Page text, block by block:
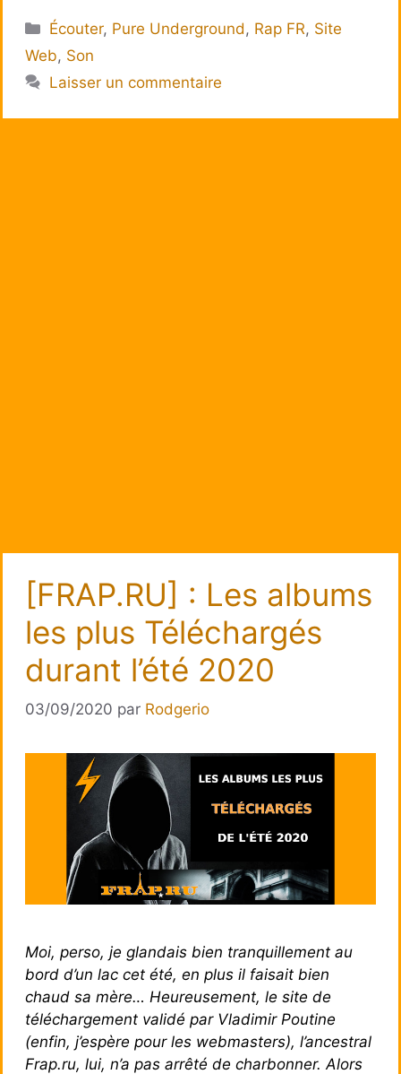
Catégories
Écouter, Pure Underground , Rap FR, Site
Web, Son
Laisser un commentaire
[FRAP.RU] : Les albums
les plus Téléchargés
durant l’été 2020
03/09/2020 par Rodgerio
Moi, perso, je glandais bien tranquillement au
bord d’un lac cet été, en plus il faisait bien
chaud sa mère… Heureusement, le site de
téléchargement validé par Vladimir Poutine
(enfin, j’espère pour les webmasters), l’ancestral
Frap.ru, lui, n’a pas arrêté de charbonner. Alors